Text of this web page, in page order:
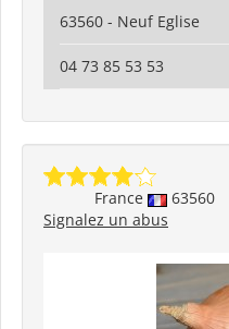
63560 - Neuf Eglise
04 73 85 53 53
France 63560
Signalez un abus